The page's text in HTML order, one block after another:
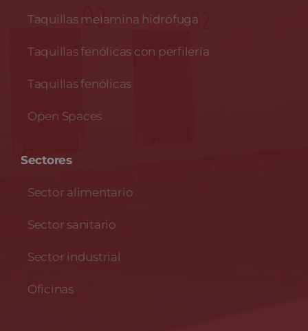
Taquillas melamina hidrófuga
Taquillas fenólicas con perfilería
Taquillas fenólicas
Open Spaces
Sectores
Sector alimentario
Sector sanitario
Sector industrial
Oficinas